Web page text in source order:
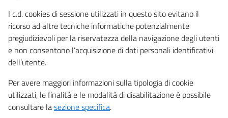
I c.d. cookies di sessione utilizzati in questo sito evitano il
ricorso ad altre tecniche informatiche potenzialmente
pregiudizievoli per la riservatezza della navigazione degli utenti
e non consentono l’acquisizione di dati personali identificativi
dell’utente.
Per avere maggiori informazioni sulla tipologia di cookie
utilizzati, le finalità e le modalità di disabilitazione è possibile
consultare lasezione specifica.